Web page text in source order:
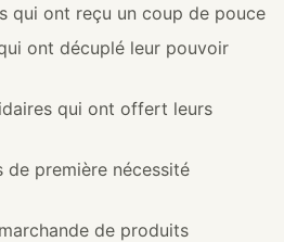
qui ont reçu un coup de pouce
ont décuplé leur pouvoir
qui ont offert leurs
première nécessité
de produits